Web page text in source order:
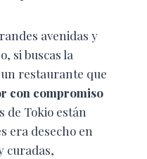
avenidas y
si buscas la
restaurante que
con compromiso
de Tokio están
era desecho en
curadas,